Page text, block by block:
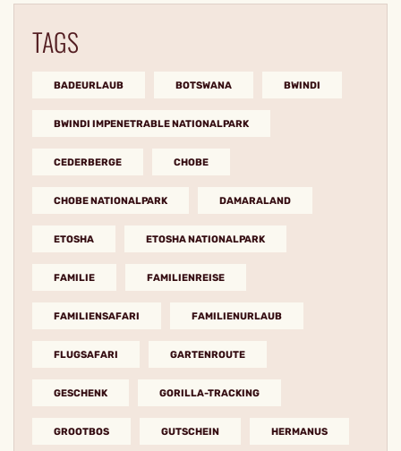
TAGS
BADEURLAUB BOTSWANA BWINDI
BWINDI IMPENETRABLE NATIONALPARK
CEDERBERGE CHOBE
CHOBE NATIONALPARK DAMARALAND
ETOSHA ETOSHA NATIONALPARK
FAMILIE FAMILIENREISE
FAMILIENSAFARI FAMILIENURLAUB
FLUGSAFARI GARTENROUTE
GESCHENK GORILLA-TRACKING
GROOTBOS GUTSCHEIN HERMANUS